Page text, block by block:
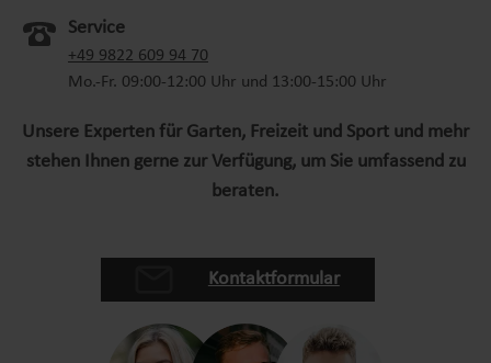
Service
+49 9822 609 94 70
Mo.-Fr. 09:00-12:00 Uhr und 13:00-15:00 Uhr
Unsere Experten für Garten, Freizeit und Sport und mehr
stehen Ihnen gerne zur Verfügung, um Sie umfassend zu
beraten.
Kontaktformular